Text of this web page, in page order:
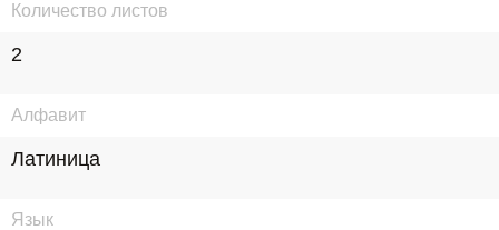
Количество листов
2
Алфавит
Латиница
Язык